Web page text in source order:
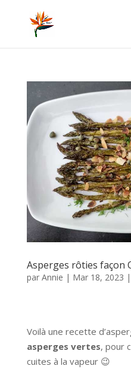
Asperges rôties façon
par Annie | Mar 18, 2023 |
Voilà une recette
asperges vertes, pour
cuites à la vapeur 😉